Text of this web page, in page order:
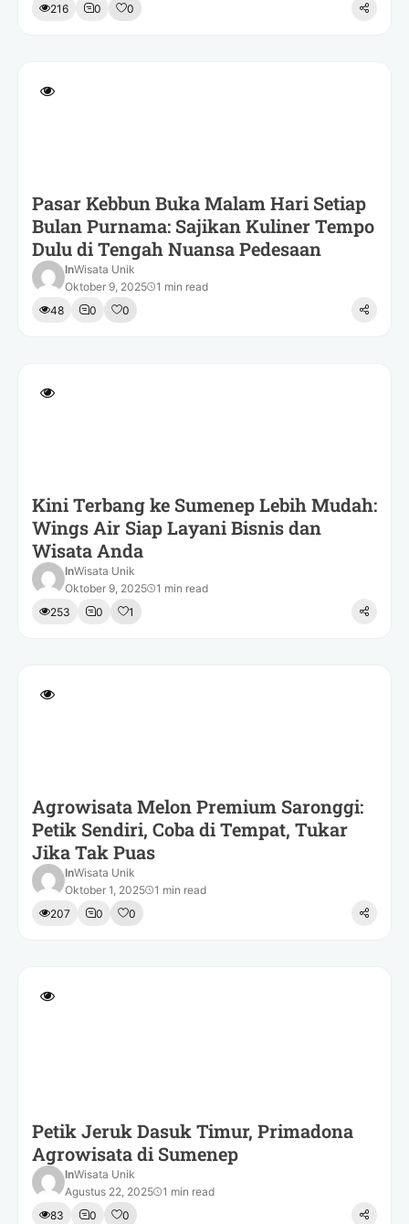
216
0 0
Pasar Kebbun Buka Malam Hari Setiap
Bulan Purnama: Sajikan Kuliner Tempo
Dulu di Tengah Nuansa Pedesaan
InWisata Unik
Oktober 9, 2025
1 min read
48
0 0
Kini Terbang ke Sumenep Lebih Mudah:
Wings Air Siap Layani Bisnis dan
Wisata Anda
InWisata Unik
Oktober 9, 2025
1 min read
253
0 1
Agrowisata Melon Premium Saronggi:
Petik Sendiri, Coba di Tempat, Tukar
Jika Tak Puas
InWisata Unik
Oktober 1, 2025
1 min read
207
0 0
Petik Jeruk Dasuk Timur, Primadona
Agrowisata di Sumenep
InWisata Unik
Agustus 22, 2025
1 min read
83
0 0